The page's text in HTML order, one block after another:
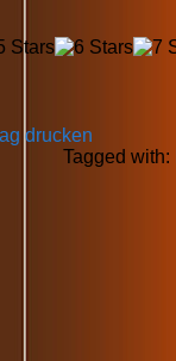
drucken
Tagged with: